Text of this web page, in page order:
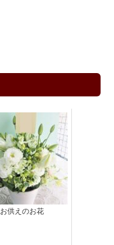
お供えのお花